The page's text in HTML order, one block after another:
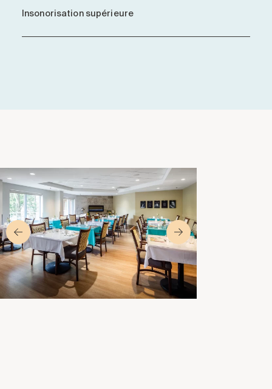
Insonorisation supérieure